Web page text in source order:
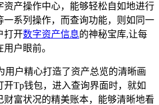
资产操作中心，能够轻松自如地进行
一系列操作，而查询功能，则如同一
打开数字资产信息的神秘宝库,让每
户眼前。
用户精心打造了资产总览的清晰画
Tp钱包，进入查询界面时，就如
财富状况的精美账本，能够清晰地看